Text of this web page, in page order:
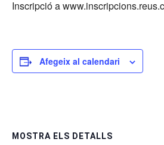
Inscripció a
Afegeix al calendari
MOSTRA ELS DETALLS